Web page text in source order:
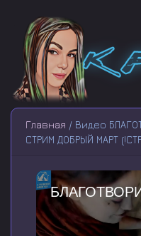
Главная / Видео
СТРИМ ДОБРЫЙ МАРТ